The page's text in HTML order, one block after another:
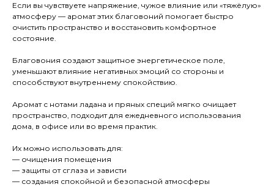
Если вы чувствуете напряжение, чужое влияние или «тяжёлую»
атмосферу — аромат этих благовоний помогает быстро
очистить пространство и восстановить комфортное
состояние.
Благовония создают защитное энергетическое поле,
уменьшают влияние негативных эмоций со стороны и
способствуют внутреннему спокойствию.
Аромат с нотами ладана и пряных специй мягко очищает
пространство, подходит для ежедневного использования
дома, в офисе или во время практик.
Их можно использовать для:
— очищения помещения
— защиты от сглаза и зависти
— создания спокойной и безопасной атмосферы